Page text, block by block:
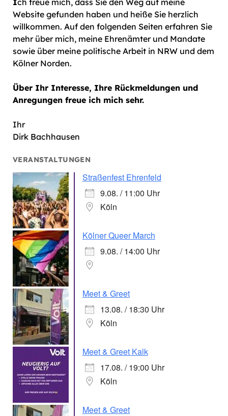
Ich freue mich, dass Sie den Weg auf meine
Website gefunden haben und heiße Sie herzlich
willkommen. Auf den folgenden Seiten erfahren Sie
mehr über mich, meine Ehrenämter und Mandate
sowie über meine politische Arbeit in NRW und dem
Kölner Norden.
Über Ihr Interesse, Ihre Rückmeldungen und
Anregungen freue ich mich sehr.
Ihr
Dirk Bachhausen
VERANSTALTUNGEN
Straßenfest Ehrenfeld
9.08. / 11:00 Uhr
Köln
Kölner Queer March
9.08. / 14:00 Uhr
Meet & Greet
13.08. / 18:30 Uhr
Köln
Meet & Greet Kalk
17.08. / 19:00 Uhr
Köln
Meet & Greet